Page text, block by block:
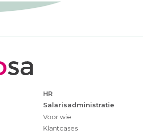
HR
Salarisadministratie
Voor wie
Klantcases